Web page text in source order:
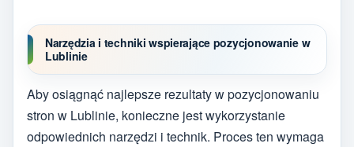
Narzędzia i techniki wspierające pozycjonowanie w
Lublinie
Aby osiągnąć najlepsze rezultaty w pozycjonowaniu
stron w Lublinie, konieczne jest wykorzystanie
odpowiednich narzędzi i technik. Proces ten wymaga